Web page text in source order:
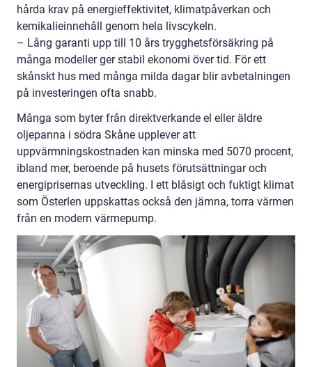
hårda krav på energieffektivitet, klimatpåverkan och
kemikalieinnehåll genom hela livscykeln.
– Lång garanti upp till 10 års trygghetsförsäkring på
många modeller ger stabil ekonomi över tid. För ett
skånskt hus med många milda dagar blir avbetalningen
på investeringen ofta snabb.
Många som byter från direktverkande el eller äldre
oljepanna i södra Skåne upplever att
uppvärmningskostnaden kan minska med 5070 procent,
ibland mer, beroende på husets förutsättningar och
energiprisernas utveckling. I ett blåsigt och fuktigt klimat
som Österlen uppskattas också den jämna, torra värmen
från en modern värmepump.